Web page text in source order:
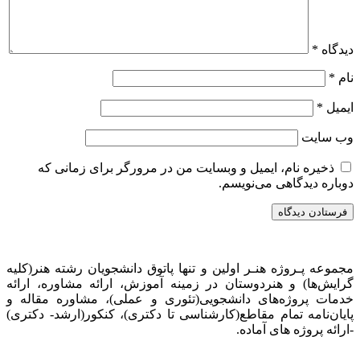
دیدگاه *
نام *
ایمیل *
وب‌ سایت
ذخیره نام، ایمیل و وبسایت من در مرورگر برای زمانی که
دوباره دیدگاهی می‌نویسم.
مجموعه پـروژه‌ هنـر اولین و تنها پاتوق دانشجویان رشته هنر(کلیه
گرایش‌ها) و هنردوستان در زمینه آموزش، ارائه‌ مشاوره‌، ارائه
خدمات پروژه‌های‌ دانشجویی(تئوری و عملی)، مشاوره مقاله و
پایان‌نامه تمام مقاطع(کارشناسی تا دکتری)، کنکور(ارشد- دکتری)
-ارائه پروژه های آماده.